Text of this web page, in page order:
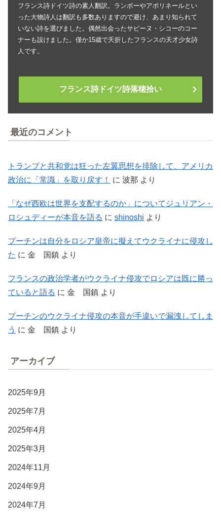
フランス詩ドイツ詩の素人翻訳。ランボーやアポリネールとい
った大物詩人は翻訳も多数ありますので避け、あまり知られて
いない詩を選びました。偶然出会ったサビーヌ・シコーのコー
ナーも設けました。僅か15歳で夭折したフランスの天才少女詩
人です。
フランス詩ドイツ詩落穂拾い
最近のコメント
トランプと共和党は狂った左翼思想を排除して、アメリカ
政治に「常識」を取り戻す！
に 波那 より
「なぜ西欧は世界を支配するのか」についてジュリアン・
ロシュディーが本音を語る に shinoshi より
プーチンは自分をロシア皇帝に擬えてウクライナに侵攻し
た に 金 国鎮 より
フランスの政治学者がウクライナ侵攻でロシアは既に勝っ
ていると語る に 金 国鎮 より
プーチンのウクライナ侵攻の本音が手違いで漏洩してしま
う に 金 国鎮 より
アーカイブ
2025年9月
2025年7月
2025年4月
2025年3月
2024年11月
2024年9月
2024年7月